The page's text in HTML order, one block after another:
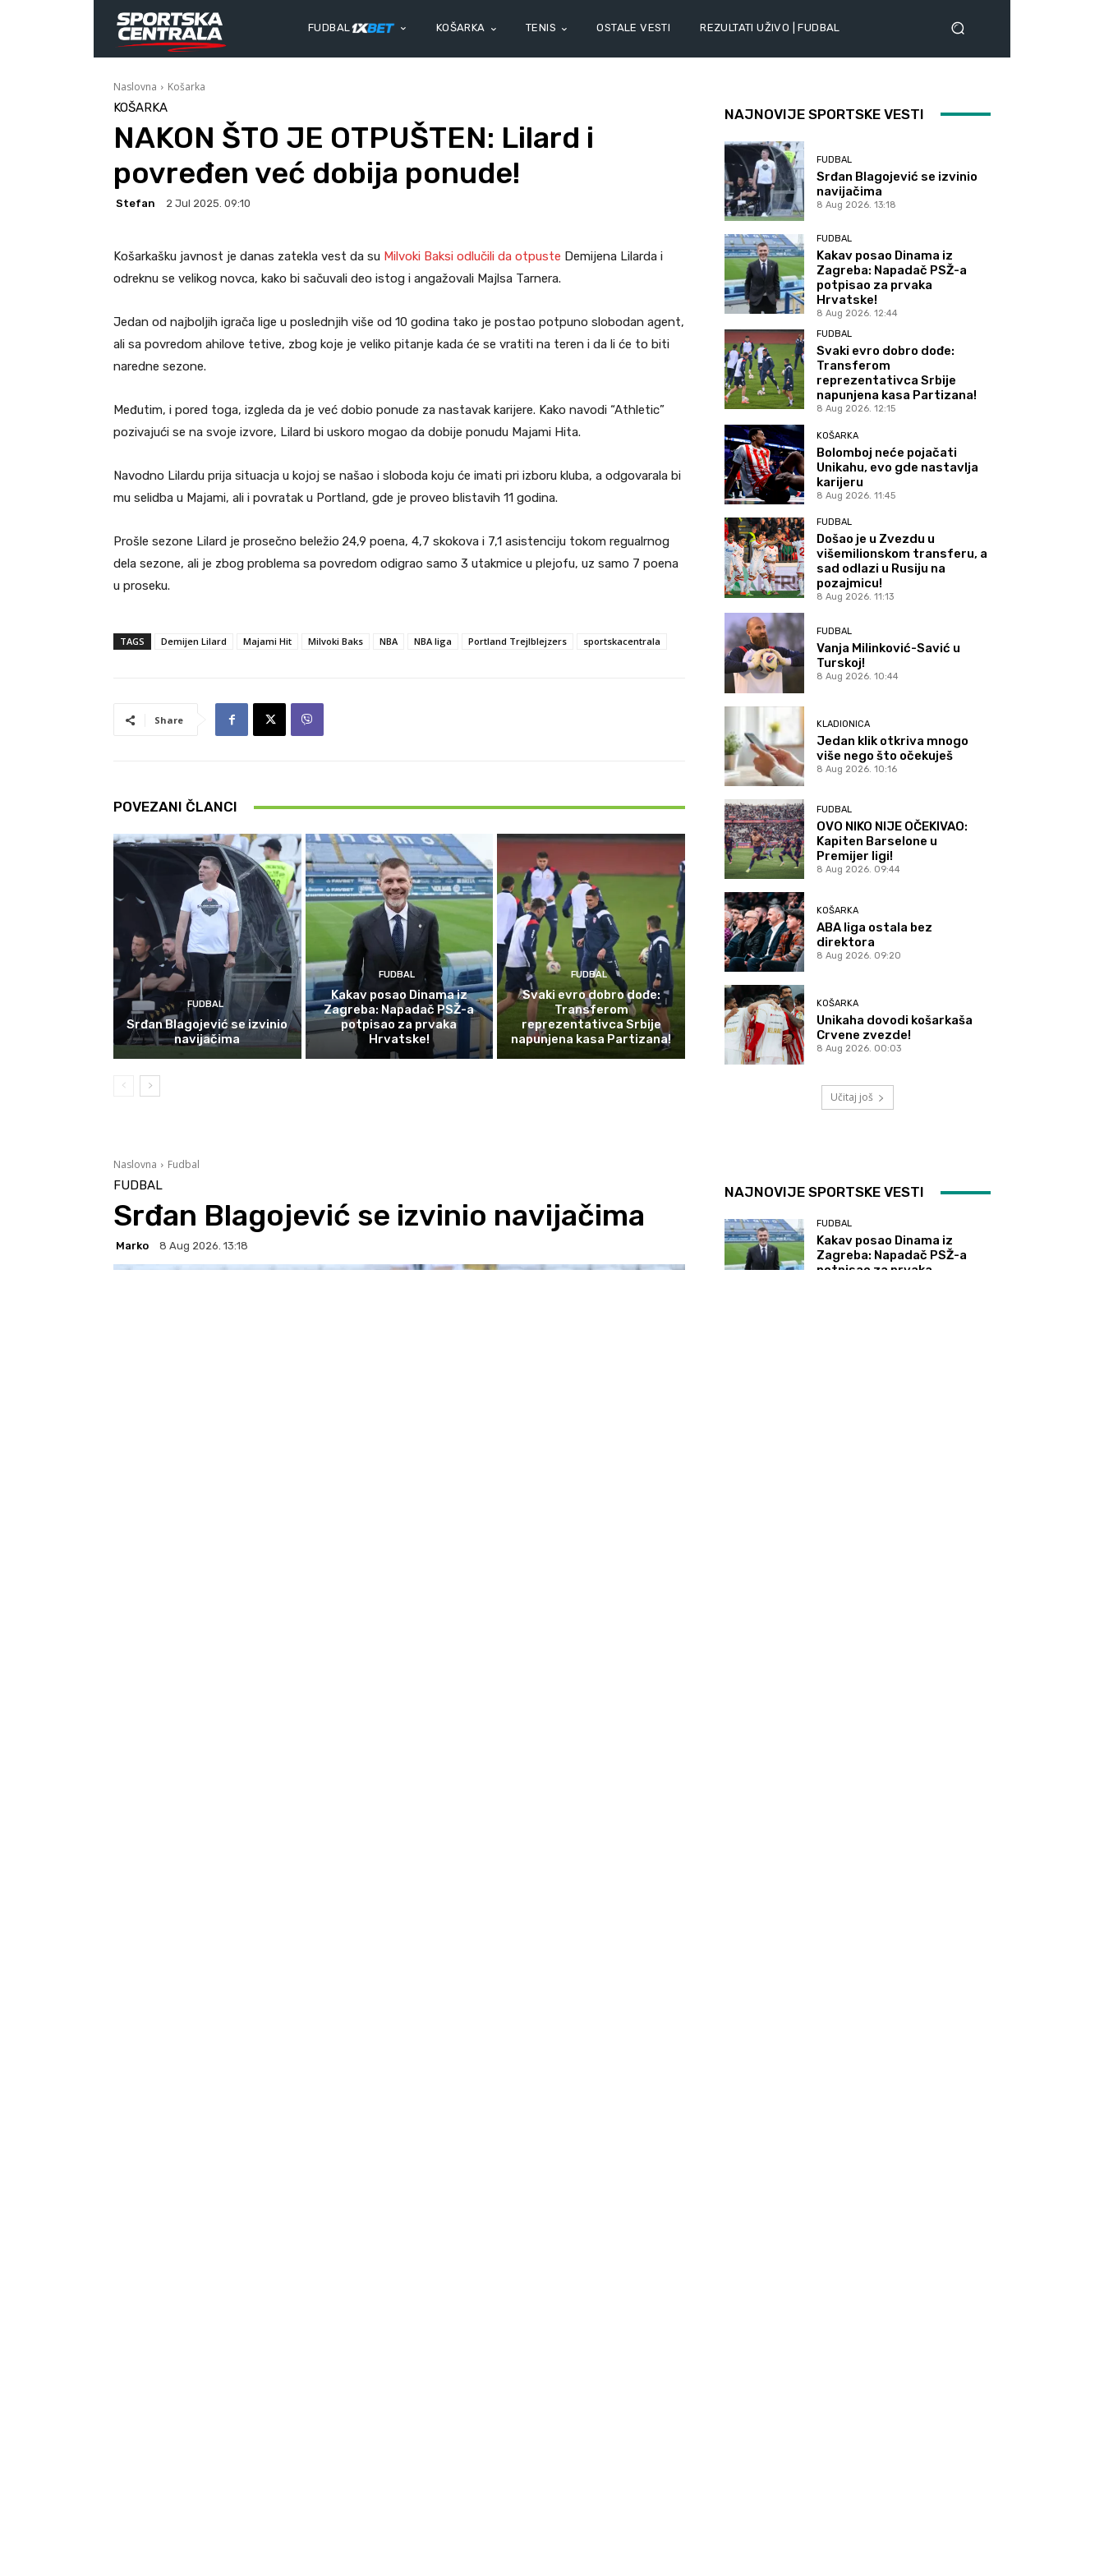
FUDBAL KOŠARKA TENIS OSTALE VESTI REZULTATI UŽIVO | FUDBAL
Naslovna Košarka
KOŠARKA
NAKON ŠTO JE OTPUŠTEN: Lilard i
povređen već dobija ponude!
Stefan 2 Jul 2025. 09:10
Košarkašku javnost je danas zatekla vest da su Milvoki Baksi odlučili da otpuste Demijena Lilarda i
odreknu se velikog novca, kako bi sačuvali deo istog i angažovali Majlsa Tarnera.
Jedan od najboljih igrača lige u poslednjih više od 10 godina tako je postao potpuno slobodan agent,
ali sa povredom ahilove tetive, zbog koje je veliko pitanje kada će se vratiti na teren i da li će to biti
naredne sezone.
Međutim, i pored toga, izgleda da je već dobio ponude za nastavak karijere. Kako navodi “Athletic”
pozivajući se na svoje izvore, Lilard bi uskoro mogao da dobije ponudu Majami Hita.
Navodno Lilardu prija situacja u kojoj se našao i sloboda koju će imati pri izboru kluba, a odgovarala bi
mu selidba u Majami, ali i povratak u Portland, gde je proveo blistavih 11 godina.
Prošle sezone Lilard je prosečno beležio 24,9 poena, 4,7 skokova i 7,1 asistenciju tokom regualrnog
dela sezone, ali je zbog problema sa povredom odigrao samo 3 utakmice u plejofu, uz samo 7 poena
u proseku.
TAGS Demijen Lilard Majami Hit Milvoki Baks NBA NBA liga Portland Trejlblejzers sportskacentrala
Share
POVEZANI ČLANCI
FUDBAL
Srđan Blagojević se izvinio
navijačima
FUDBAL
Kakav posao Dinama iz
Zagreba: Napadač PSŽ-a
potpisao za prvaka
Hrvatske!
FUDBAL
Svaki evro dobro dođe:
Transferom
reprezentativca Srbije
napunjena kasa Partizana!
NAJNOVIJE SPORTSKE VESTI
FUDBAL
Srđan Blagojević se izvinio
navijačima
8 Aug 2026. 13:18
FUDBAL
Kakav posao Dinama iz
Zagreba: Napadač PSŽ-a
potpisao za prvaka
Hrvatske!
8 Aug 2026. 12:44
FUDBAL
Svaki evro dobro dođe:
Transferom
reprezentativca Srbije
napunjena kasa Partizana!
8 Aug 2026. 12:15
KOŠARKA
Bolomboj neće pojačati
Unikahu, evo gde nastavlja
karijeru
8 Aug 2026. 11:45
FUDBAL
Došao je u Zvezdu u
višemilionskom transferu, a
sad odlazi u Rusiju na
pozajmicu!
8 Aug 2026. 11:13
FUDBAL
Vanja Milinković-Savić u
Turskoj!
8 Aug 2026. 10:44
KLADIONICA
Jedan klik otkriva mnogo
više nego što očekuješ
8 Aug 2026. 10:16
FUDBAL
OVO NIKO NIJE OČEKIVAO:
Kapiten Barselone u
Premijer ligi!
8 Aug 2026. 09:44
KOŠARKA
ABA liga ostala bez
direktora
8 Aug 2026. 09:20
KOŠARKA
Unikaha dovodi košarkaša
Crvene zvezde!
8 Aug 2026. 00:03
Učitaj još